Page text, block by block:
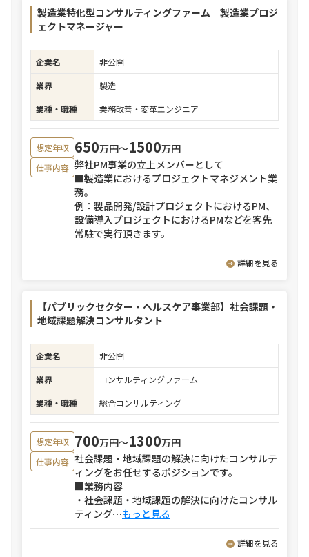
製造業特化型コンサルティングファーム 製造業プロジ
ェクトマネージャー
企業名
非公開
業界
製造
業種・職種
業務改善・変革エンジニア
想定年収 650万円〜1500万円
仕事内容 弊社PM事業の立上メンバーとして
■製造業におけるプロジェクトマネジメント業
務。
例：製品開発/設計プロジェクトにおけるPM、
設備導入プロジェクトにおけるPMなどを客先
常駐で実行頂きます。
詳細を見る
【パブリックセクター・ヘルスケア事業部】社会課題・
地域課題解決コンサルタント
企業名
非公開
業界
コンサルティングファーム
業種・職種
総合コンサルティング
想定年収 700万円〜1300万円
仕事内容 社会課題・地域課題の解決に向けたコンサルテ
ィングをお任せするポジションです。
■業務内容
・社会課題・地域課題の解決に向けたコンサル
ティング⋯もっと見る
詳細を見る